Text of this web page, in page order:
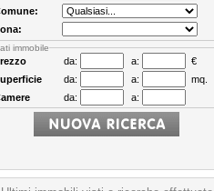
immobile
da: a:
€
da: a:
mq.
da: a: